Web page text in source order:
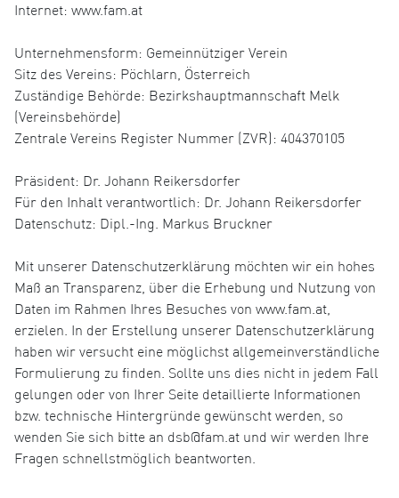
Internet: www.fam.at
Unternehmensform: Gemeinnütziger Verein
Sitz des Vereins: Pöchlarn, Österreich
Zuständige Behörde: Bezirkshauptmannschaft Melk
(Vereinsbehörde)
Zentrale Vereins Register Nummer (ZVR): 404370105
Präsident: Dr. Johann Reikersdorfer
Für den Inhalt verantwortlich: Dr. Johann Reikersdorfer
Datenschutz: Dipl.-Ing. Markus Bruckner
Mit unserer Datenschutzerklärung möchten wir ein hohes
Maß an Transparenz, über die Erhebung und Nutzung von
Daten im Rahmen Ihres Besuches von www.fam.at,
erzielen. In der Erstellung unserer Datenschutzerklärung
haben wir versucht eine möglichst allgemeinverständliche
Formulierung zu finden. Sollte uns dies nicht in jedem Fall
gelungen oder von Ihrer Seite detaillierte Informationen
bzw. technische Hintergründe gewünscht werden, so
wenden Sie sich bitte an dsb@fam.at und wir werden Ihre
Fragen schnellstmöglich beantworten.